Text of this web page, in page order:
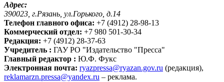
Адрес:
390023, г.Рязань, ул.Горького, д.14
Телефон главного офиса: +7 (4912) 28-98-13
Коммерческий отдел: +7 980 501-30-34
Редакция: +7 (4912) 28-37-63
Учредитель : ГАУ РО "Издательство "Пресса"
Главный редактор : Ю.Ф. Фукс
Электронная почта: ryazpressa@ryazan.gov.ru (редакция),
reklamarzn.pressa@yandex.ru – реклама.